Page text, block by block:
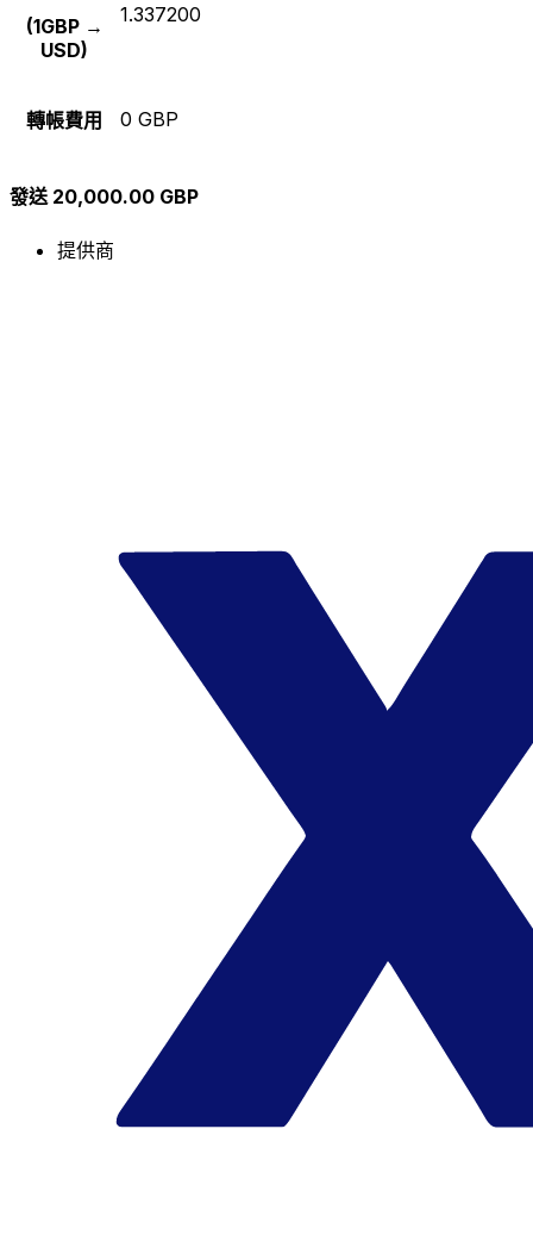
(1GBP →
USD)
1.337200
轉帳費用 0 GBP
發送 20,000.00 GBP
提供商